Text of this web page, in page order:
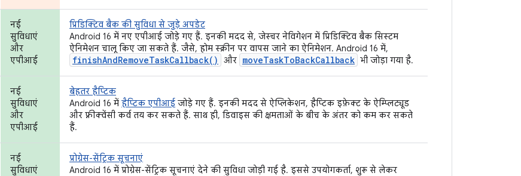
नई
सुविधाएं
और
एपीआई
प्रिडिक्टिव बैक की सुविधा से जुड़े अपडेट
Android 16 में नए एपीआई जोड़े गए हैं. इनकी मदद से, जेस्चर नेविगेशन में प्रिडिक्टिव बैक सिस्टम
ऐनिमेशन चालू किए जा सकते हैं. जैसे, होम स्क्रीन पर वापस जाने का ऐनिमेशन. Android 16 में,
finishAndRemoveTaskCallback() और moveTaskToBackCallback भी जोड़ा गया है.
नई
सुविधाएं
और
एपीआई
बेहतर हैप्टिक
Android 16 में हैप्टिक एपीआई जोड़े गए हैं. इनकी मदद से ऐप्लिकेशन, हैप्टिक इफ़ेक्ट के ऐम्प्लिट्यूड
और फ़्रीक्वेंसी कर्व तय कर सकते हैं. साथ ही, डिवाइस की क्षमताओं के बीच के अंतर को कम कर सकते
हैं.
नई
सुविधाएं
प्रोग्रेस-सेंट्रिक सूचनाएं
Android 16 में प्रोग्रेस-सेंट्रिक सूचनाएं देने की सुविधा जोड़ी गई है. इससे उपयोगकर्ता, शुरू से लेकर